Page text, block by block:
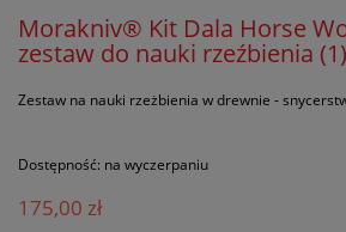
Morakniv® Kit Dala Horse
zestaw do nauki rzeźbienia (1)
Zestaw na nauki rzeżbienia w drewnie -
Dostępność: na wyczerpaniu
175,00 zł